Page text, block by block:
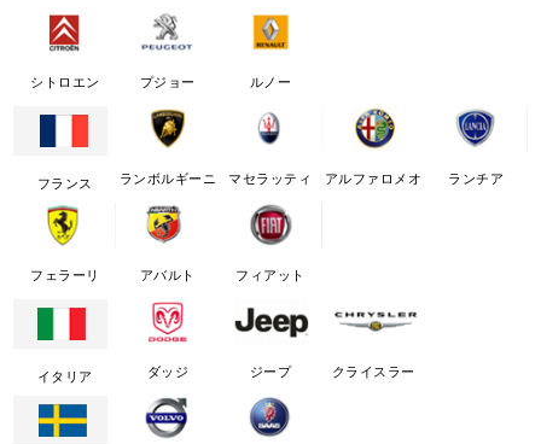
シトロエン プジョー ルノー
フランス ランボルギーニ マセラッティ アルファロメオ ランチア
フェラーリ アバルト フィアット
イタリア ダッジ ジープ クライスラー